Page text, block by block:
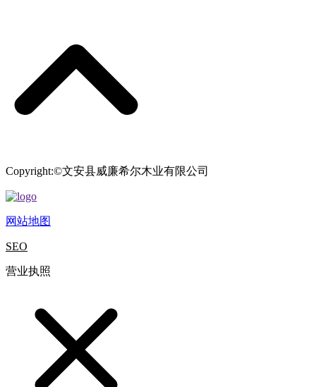
Copyright:©文安县威廉希尔木业有限公司
网站地图
SEO
营业执照